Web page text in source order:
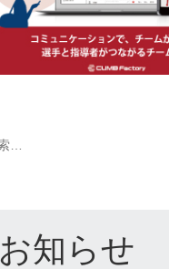
お知らせ